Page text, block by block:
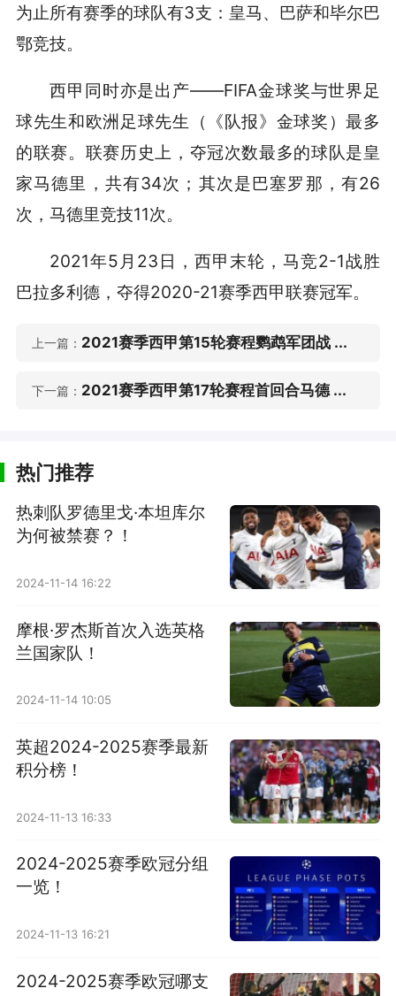
为止所有赛季的球队有3支：皇马、巴萨和毕尔巴
鄂竞技。
西甲同时亦是出产——FIFA金球奖与世界足
球先生和欧洲足球先生（《队报》金球奖）最多
的联赛。联赛历史上，夺冠次数最多的球队是皇
家马德里，共有34次；其次是巴塞罗那，有26
次，马德里竞技11次。
2021年5月23日，西甲末轮，马竞2-1战胜
巴拉多利德，夺得2020-21赛季西甲联赛冠军。
上一篇： 2021赛季西甲第15轮赛程鹦鹉军团战 ...
下一篇： 2021赛季西甲第17轮赛程首回合马德 ...
热门推荐
热刺队罗德里戈·本坦库尔
为何被禁赛？！
2024-11-14 16:22
摩根·罗杰斯首次入选英格
兰国家队！
2024-11-14 10:05
英超2024-2025赛季最新
积分榜！
2024-11-13 16:33
2024-2025赛季欧冠分组
一览！
2024-11-13 16:21
2024-2025赛季欧冠哪支